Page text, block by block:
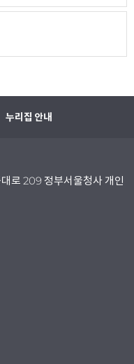
누리집 안내
로 209 정부서울청사 개인